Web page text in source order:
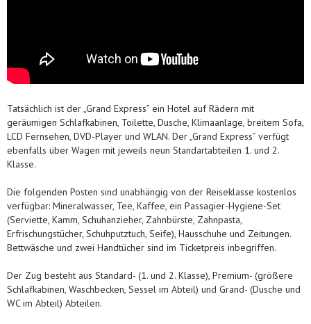
Tatsächlich ist der „Grand Express” ein Hotel auf Rädern mit
geräumigen Schlafkabinen, Toilette, Dusche, Klimaanlage, breitem Sofa,
LCD Fernsehen, DVD-Player und WLAN. Der „Grand Express” verfügt
ebenfalls über Wagen mit jeweils neun Standartabteilen 1. und 2.
Klasse.
Die folgenden Posten sind unabhängig von der Reiseklasse kostenlos
verfügbar: Mineralwasser, Tee, Kaffee, ein Passagier-Hygiene-Set
(Serviette, Kamm, Schuhanzieher, Zahnbürste, Zahnpasta,
Erfrischungstücher, Schuhputztuch, Seife), Hausschuhe und Zeitungen.
Bettwäsche und zwei Handtücher sind im Ticketpreis inbegriffen.
Der Zug besteht aus Standard- (1. und 2. Klasse), Premium- (größere
Schlafkabinen, Waschbecken, Sessel im Abteil) und Grand- (Dusche und
WC im Abteil) Abteilen.